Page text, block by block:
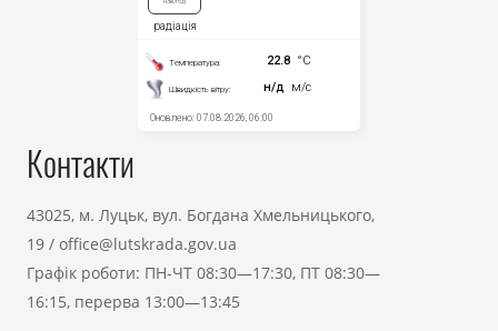
Контакти
43025, м. Луцьк, вул. Богдана Хмельницького,
19 / office@lutskrada.gov.ua
Графік роботи: ПН-ЧТ 08:30—17:30, ПТ 08:30—
16:15, перерва 13:00—13:45